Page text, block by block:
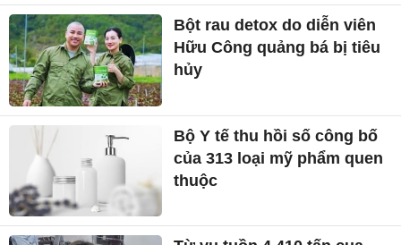
Bột rau detox do diễn viên
Hữu Công quảng bá bị tiêu
hủy
Bộ Y tế thu hồi số công bố
của 313 loại mỹ phẩm quen
thuộc